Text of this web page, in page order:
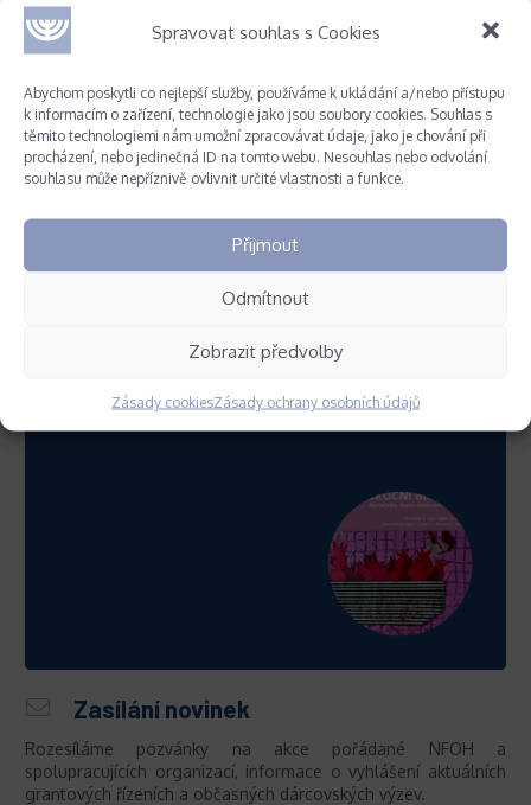
Spravovat souhlas s Cookies
Abychom poskytli co nejlepší služby, používáme k ukládání a/nebo přístupu
k informacím o zařízení, technologie jako jsou soubory cookies. Souhlas s
těmito technologiemi nám umožní zpracovávat údaje, jako je chování při
procházení, nebo jedinečná ID na tomto webu. Nesouhlas nebo odvolání
souhlasu může nepříznivě ovlivnit určité vlastnosti a funkce.
Přijmout
Odmítnout
Zobrazit předvolby
Zásady cookiesZásady ochrany osobních údajů
Nejbližší události
Zapište si do kalendáře
Zasílání novinek
Rozesíláme pozvánky na akce pořádané NFOH a
spolupracujících organizací, informace o vyhlášení aktuálních
grantových řízeních a občasných dárcovských výzev.